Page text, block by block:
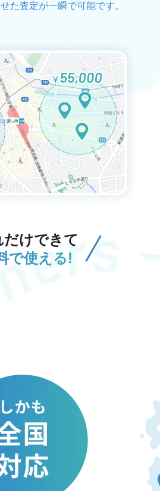
た査定が一瞬で可能です。
だけできて
で使える!